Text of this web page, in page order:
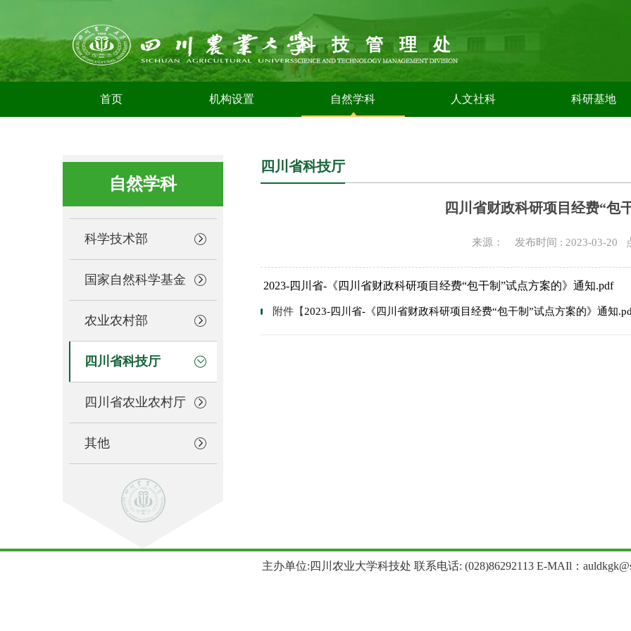
科技管理处
首页 机构设置 自然学科 人文社科 科研基地
自然学科
科学技术部
国家自然科学基金
农业农村部
四川省科技厅
四川省农业农村厅
其他
四川省科技厅
四川省财政科研项目经费“包
来源： 发布时间 : 2023-03-20
2023-四川省-《四川省财政科研项目经费“包干制”试点方案的》通知.pdf
附件【 2023-四川省-《四川省财政科研项目经费“包干制”试点方案的》通知
主办单位:四川农业大学科技处 联系电话: (028)86292113 E-MAIl：